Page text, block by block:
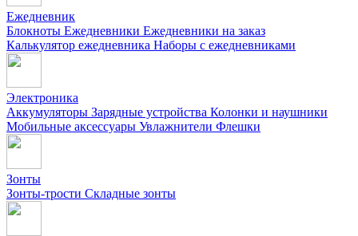
Ежедневник
Блокноты Ежедневники Ежедневники на заказ
Калькулятор ежедневника Наборы с ежедневниками
Электроника
Аккумуляторы Зарядные устройства Колонки и наушники
Мобильные аксессуары Увлажнители Флешки
Зонты
Зонты-трости Складные зонты